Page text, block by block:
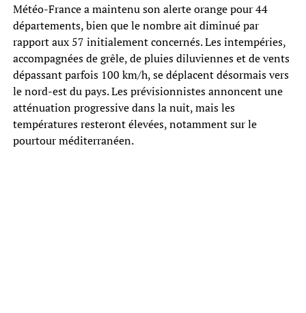
Météo-France a maintenu son alerte orange pour 44
départements, bien que le nombre ait diminué par
rapport aux 57 initialement concernés. Les intempéries,
accompagnées de grêle, de pluies diluviennes et de vents
dépassant parfois 100 km/h, se déplacent désormais vers
le nord-est du pays. Les prévisionnistes annoncent une
atténuation progressive dans la nuit, mais les
températures resteront élevées, notamment sur le
pourtour méditerranéen.